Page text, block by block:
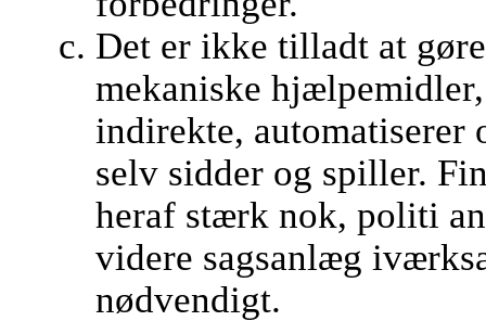
Det er ikke tilladt at
mekaniske
indirekte, automatiserer
selv sidder og spiller.
heraf stærk nok, politi
videre sagsanlæg
nødvendigt.